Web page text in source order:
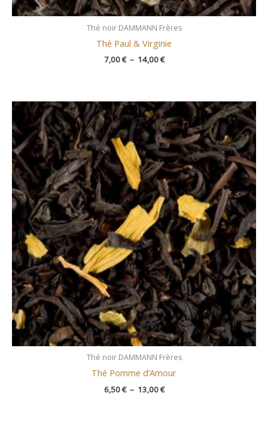
Thé noir DAMMANN Frères
Thé Paul & Virginie
7,00€ – 14,00€
Thé noir DAMMANN Frères
Thé Pomme d’Amour
6,50€ – 13,00€
Plage
de
prix :
6,50 €
à
13,00 €